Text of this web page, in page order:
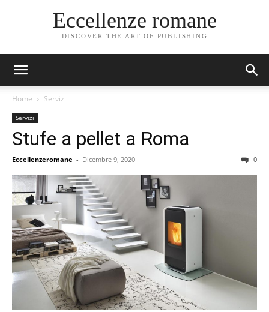
Eccellenze romane
DISCOVER THE ART OF PUBLISHING
Home Servizi
Servizi
Stufe a pellet a Roma
Eccellenzeromane - Dicembre 9, 2020 0